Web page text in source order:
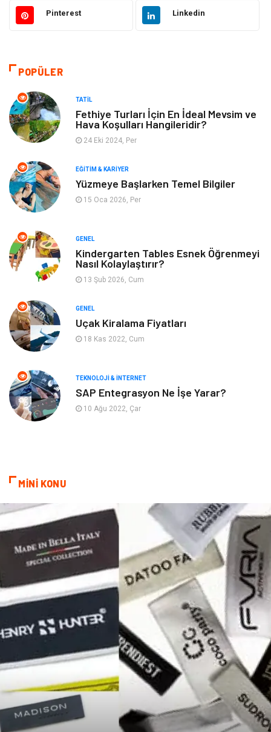
Gündem Elektronik
Dekorasyon
Tatil
Alışveriş Gençlik & Eğlence
Genel Kültür
Metal Evlilik Rehberi
Yeme & İçme Anne & Çocuk
Ev İşleri Gayrimenkul
Organizasyon
Astroloji Aksesuar
Mobilya diş sağlığı
Bebek Giyim
Mermer
Pinterest Linkedin
POPÜLER
TATIL
Fethiye Turları İçin En İdeal Mevsim ve
Hava Koşulları Hangileridir?
24 Eki 2024, Per
EĞITIM & KARIYER
Yüzmeye Başlarken Temel Bilgiler
15 Oca 2026, Per
GENEL
Kindergarten Tables Esnek Öğrenmeyi
Nasıl Kolaylaştırır?
13 Şub 2026, Cum
GENEL
Uçak Kiralama Fiyatları
18 Kas 2022, Cum
TEKNOLOJI & İNTERNET
SAP Entegrasyon Ne İşe Yarar?
10 Ağu 2022, Çar
MİNİ KONU